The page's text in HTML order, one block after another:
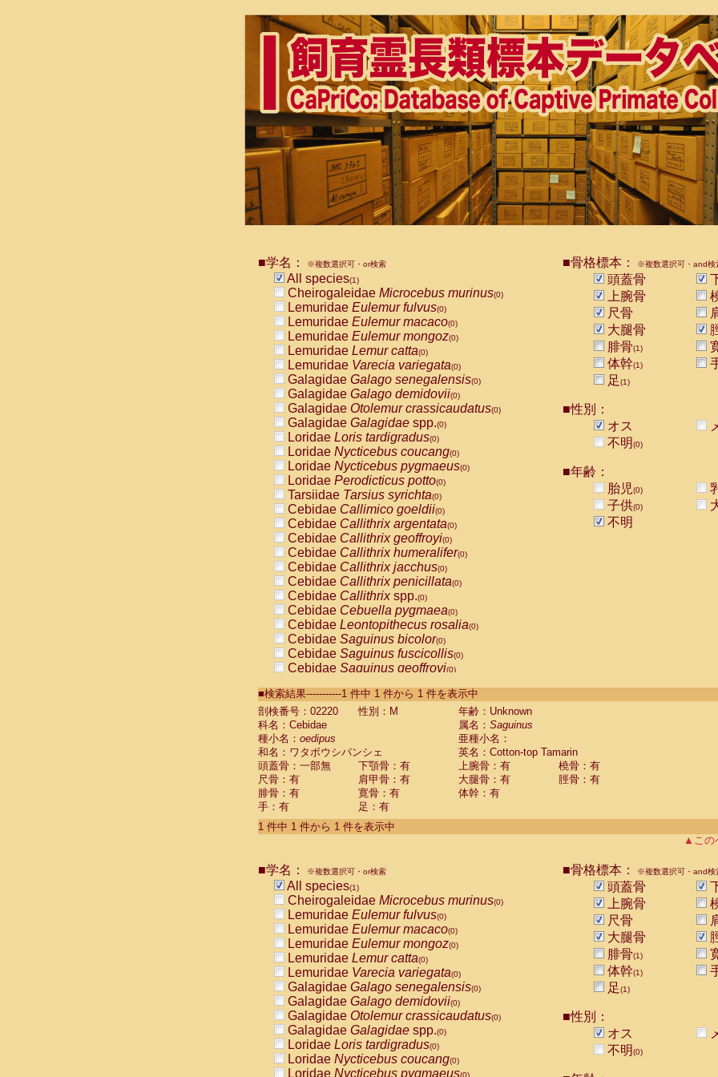
■学名： ※複数選択可・or検索
All species(1)
Cheirogaleidae Microcebus murinus(0)
Lemuridae Eulemur fulvus(0)
Lemuridae Eulemur macaco(0)
Lemuridae Eulemur mongoz(0)
Lemuridae Lemur catta(0)
Lemuridae Varecia variegata(0)
Galagidae Galago senegalensis(0)
Galagidae Galago demidovii(0)
Galagidae Otolemur crassicaudatus(0)
Galagidae Galagidae spp.(0)
Loridae Loris tardigradus(0)
Loridae Nycticebus coucang(0)
Loridae Nycticebus pygmaeus(0)
Loridae Perodicticus potto(0)
Tarsiidae Tarsius syrichta(0)
Cebidae Callimico goeldii(0)
Cebidae Callithrix argentata(0)
Cebidae Callithrix geoffroyi(0)
Cebidae Callithrix humeralifer(0)
Cebidae Callithrix jacchus(0)
Cebidae Callithrix penicillata(0)
Cebidae Callithrixspp.(0)
Cebidae Cebuella pygmaea(0)
Cebidae Leontopithecus rosalia(0)
Cebidae Saguinus bicolor(0)
Cebidae Saguinus fuscicollis(0)
Cebidae Saguinus geoffroyi(0)
CebidaeSaguinus labiatus(0)
Cebidae Saguinus leucopus (0)
Cebidae
Cebidae
CebidaeSaguinus nigricollis (0)
Cebidae Saguinus oedipus
Cebidae Saguinus weddelli
Cebidae Saguinusspp.
Cebidae Aotus trivirgatus
Cebidae Cebus albifrons
CebidaeCebus nigrivittatus
CebidaeCebus
CebidaeSaimiri boliviensis(0)
CebidaeSaimiri sciureus(0)
AtelidaeAlouatta caraya(0)
AtelidaeAlouatta fusca(0)
AtelidaeAlouatta seniculus
AtelidaeAlouattaspp.(0)
AtelidaeAteles belzebuth(0)
AtelidaeAteles geoffroyi(0)
AtelidaeAteles paniscus(0)
AtelidaeAtelesspp.(0)
Atelidae Lagothrix lagothricha
AtelidaeLagothrix lagothricha cana
PitheciidaeCacajao calvus rubicundus
■骨格標本： ※複数選択可・and検
頭蓋骨
上腕骨
尺骨
大腿骨
腓骨(1)
体幹(1)
足(1)
■性別：
オス
不明(0)
■年齢：
胎児(0)
子供(0)
不明
■検索結果-----------1 件中 1 件から 1 件を表示中
剖検番号：02220
性別：M
年齢：Unknown
科名：Cebidae
属名： Saguinus
種小名： oedipus
亜種小名：
和名：ワタボウシパンシェ
英名：Cotton-top Tamarin
頭蓋骨：一部無
下顎骨：有 上腕骨：有
橈骨：有
尺骨：有
肩甲骨：有 大腿骨：有
脛骨：有
腓骨：有
寛骨：有
体幹：有
手：有
足：有
1 件中 1 件から 1 件を表示中
▲この
■学名： ※複数選択可・or検索
All species(1)
Cheirogaleidae Microcebus murinus(0)
Lemuridae Eulemur fulvus(0)
Lemuridae Eulemur macaco(0)
Lemuridae Eulemur mongoz(0)
Lemuridae Lemur catta(0)
Lemuridae Varecia variegata(0)
Galagidae Galago senegalensis(0)
Galagidae Galago demidovii(0)
Galagidae Otolemur crassicaudatus(0)
Galagidae Galagidae spp.(0)
Loridae Loris tardigradus(0)
Loridae Nycticebus coucang(0)
Loridae Nycticebus pygmaeus(0)
■骨格標本： ※複数選択可・and検
頭蓋骨
上腕骨
尺骨
大腿骨
腓骨(1)
体幹(1)
足(1)
■性別：
オス
不明(0)